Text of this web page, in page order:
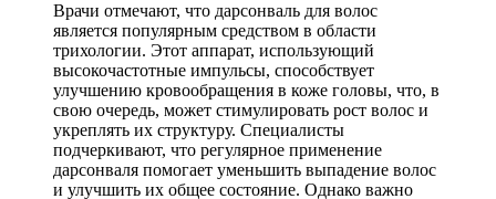
Врачи отмечают, что дарсонваль для волос
является популярным средством в области
трихологии. Этот аппарат, использующий
высокочастотные импульсы, способствует
улучшению кровообращения в коже головы, что, в
свою очередь, может стимулировать рост волос и
укреплять их структуру. Специалисты
подчеркивают, что регулярное применение
дарсонваля помогает уменьшить выпадение волос
и улучшить их общее состояние. Однако важно